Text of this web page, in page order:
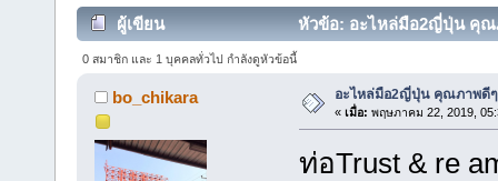
ผู้เขียน หัวข้อ: อะไหล่มือ2ญี่ปุ่น คุณ
0 สมาชิก และ 1 บุคคลทั่วไป กำลังดูหัวข้อนี้
bo_chikara อะไหล่มือ2ญี่ปุ่น คุณภาพดีๆ
« เมื่อ: พฤษภาคม 22, 2019,
ท่อ